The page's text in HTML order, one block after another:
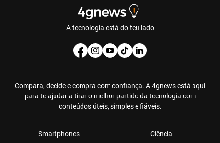
A tecnologia está do teu lado
Compara, decide e compra com confiança. A 4gnews está aqui
para te ajudar a tirar o melhor partido da tecnologia com
conteúdos úteis, simples e fiáveis.
Smartphones Ciência